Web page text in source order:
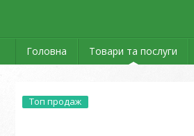
Головна Товари та послуги
Топ продаж